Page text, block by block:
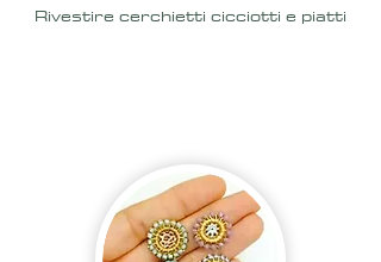
Rivestire cerchietti cicciotti e piatti